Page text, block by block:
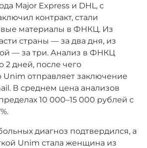
Major Express и DHL, с
контракт, стали
материалы в ФНКЦ. Из
страны — за два дня, из
— за три. Анализ в ФНКЦ
2 дней, после чего
Unim отправляет заключение
В среднем цена анализов
10 000–15 000 рублей с
диагноз подтвердился, а
Unim стала женщина из